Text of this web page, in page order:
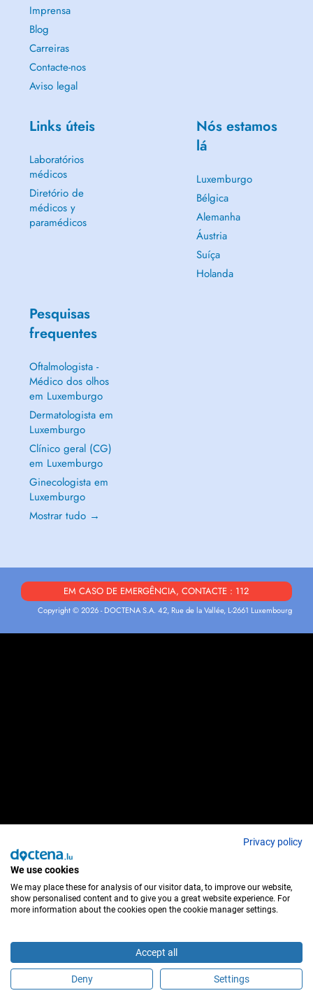
Faça uma marcação online
Imprensa
Blog
Carreiras
Contacte-nos
Aviso legal
Links úteis
Laboratórios
médicos
Diretório de
médicos y
paramédicos
Nós estamos
lá
Luxemburgo
Bélgica
Alemanha
Áustria
Suíça
Holanda
Pesquisas
frequentes
Oftalmologista -
Médico dos olhos
em Luxemburgo
Dermatologista em
Luxemburgo
Clínico geral (CG)
em Luxemburgo
Ginecologista em
Luxemburgo
Mostrar tudo →
EM CASO DE EMERGÊNCIA, CONTACTE : 112
Copyright © 2026 - DOCTENA S.A. 42, Rue de la Vallée, L-2661 Luxembourg
Privacy policy
We use cookies
We may place these for analysis of our visitor data, to improve our website,
show personalised content and to give you a great website experience. For
more information about the cookies open the cookie manager settings.
Accept all
Deny Settings